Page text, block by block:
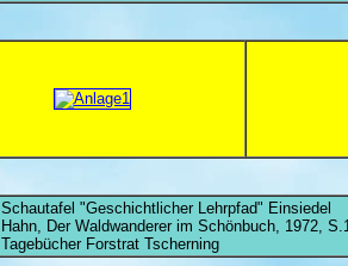
Schautafel "Geschichtlicher Lehrpfad" Einsiedel
Hahn, Der Waldwanderer im Schönbuch, 1972,
Tagebücher Forstrat Tscherning